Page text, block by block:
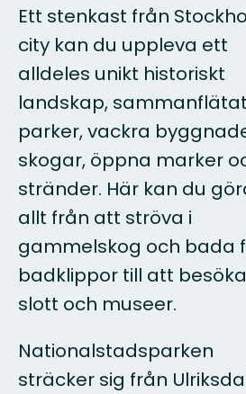
Ett stenkast från
city kan du uppleva ett
alldeles unikt historiskt
landskap,
parker, vackra
skogar, öppna marker
stränder. Här kan du
allt från att ströva i
gammelskog och bada
badklippor till att besöka
slott och museer.
Nationalstadsparken
sträcker sig från